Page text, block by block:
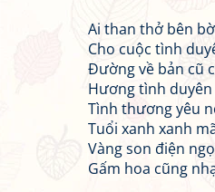
Ai than thở bên
Cho cuộc tình
Đường về bản cũ
Hương tình
Tình thương yêu
Tuổi xanh xanh
Vàng son điện
Gấm hoa cũng